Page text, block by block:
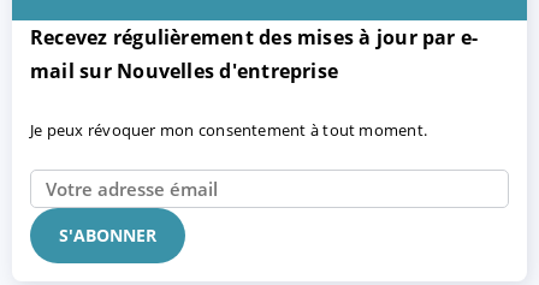
Recevez régulièrement des mises à jour par e-
mail sur Nouvelles d'entreprise
Je peux révoquer mon consentement à tout moment.